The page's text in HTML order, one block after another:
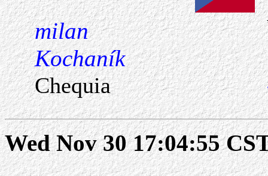
milan
Kochaník
Chequia
Wed Nov 30 17:04:55